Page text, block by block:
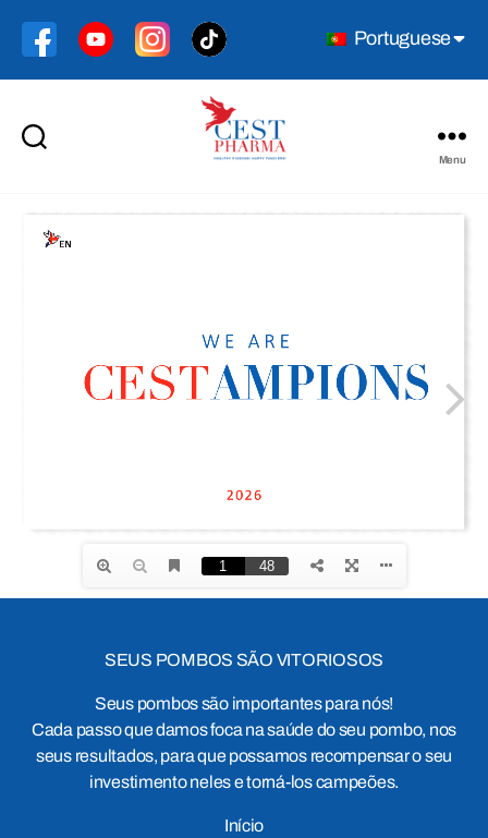
Portuguese
Menu
SEUS POMBOS SÃO VITORIOSOS
Seus pombos são importantes para nós!
Cada passo que damos foca na saúde do seu pombo, nos
seus resultados, para que possamos recompensar o seu
investimento neles e torná-los campeões.
Início